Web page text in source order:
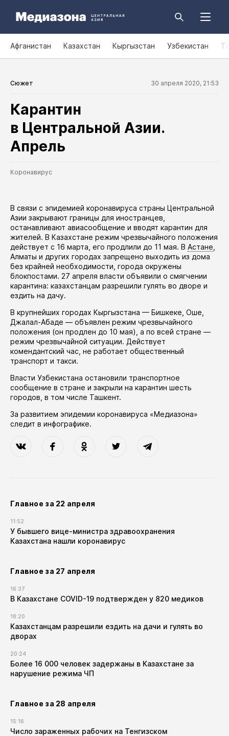
Афганистан Казахстан Кыргызстан Узбекистан
Сюжет 30 апреля 2020, 21:53
Карантин
в Центральной Азии.
Апрель
Коронавирус
В связи с эпидемией коронавируса страны Центральной
Азии закрывают границы для иностранцев,
останавливают авиасообщение и вводят карантин для
жителей. В Казахстане режим чрезвычайного положения
действует с 16 марта, его продлили до 11 мая. В Астане
Алматы и других городах запрещено выходить из дома
без крайней необходимости, города окружены
блокпостами. 27 апреля власти объявили о смягчении
карантина: казахстанцам разрешили гулять во дворе и
ездить на дачу.
В крупнейших городах Кыргызстана — Бишкеке, Оше,
Джалал-Абаде — объявлен режим чрезвычайного
положения (он продлен до 10 мая), а по всей стране —
режим чрезвычайной ситуации. Действует
комендантский час, не работает общественный
транспорт и такси.
Власти Узбекистана остановили транспортное
сообщение в стране и закрыли на карантин шесть
городов, в том числе Ташкент.
За развитием эпидемии коронавируса «Медиазона»
следит в инфографике.
Главное за 22 апреля
11:52
У бывшего вице-министра здравоохранения
Казахстана нашли коронавирус
Главное за 27 апреля
16:37
В Казахстане COVID-19 подтвержден у 820 медиков
18:20
Казахстанцам разрешили ездить на дачи и гулять во
дворах
20:24
Более 16 000 человек задержаны в Казахстане за
нарушение режима ЧП
Главное за 28 апреля
15:16
Число зараженных рабочих на Тенгизском